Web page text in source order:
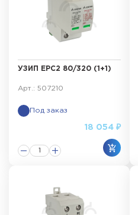
УЗИП ЕРС2 80/320 (1+1)
Арт.: 507210
Под заказ
18 054 ₽